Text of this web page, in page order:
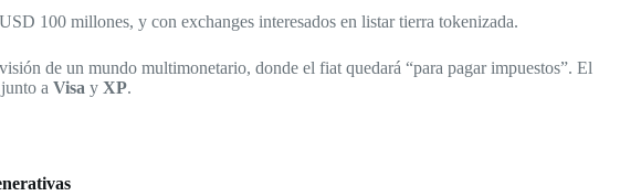
100 millones, y con exchanges interesados en listar tierra tokenizada.
de un mundo multimonetario, donde el fiat quedará “para pagar impuestos”. El
a Visa y XP.